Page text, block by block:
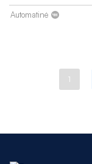
Automatinė
1